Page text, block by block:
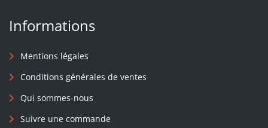
Informations
Mentions légales
Conditions générales de ventes
Qui sommes-nous
Suivre une commande